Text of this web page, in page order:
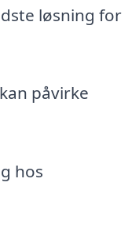
løsning for
påvirke
hos